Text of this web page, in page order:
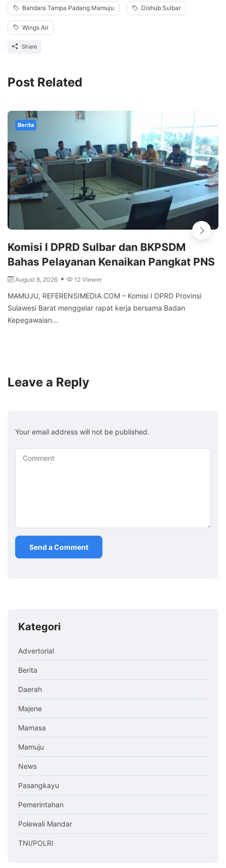
Bandara Tampa Padang Mamuju Dishub Sulbar
Wings Air
Share
Post Related
Berita
Komisi I DPRD Sulbar dan BKPSDM
Bahas Pelayanan Kenaikan Pangkat PNS
August 8, 2026 12 Viewer
MAMUJU, REFERENSIMEDIA.COM – Komisi I DPRD Provinsi
Sulawesi Barat menggelar rapat kerja bersama Badan
Kepegawaian...
Leave a Reply
Your email address will not be published.
Comment
Kategori
Advertorial
Berita
Daerah
Majene
Mamasa
Mamuju
News
Pasangkayu
Pemerintahan
Polewali Mandar
TNI/POLRI